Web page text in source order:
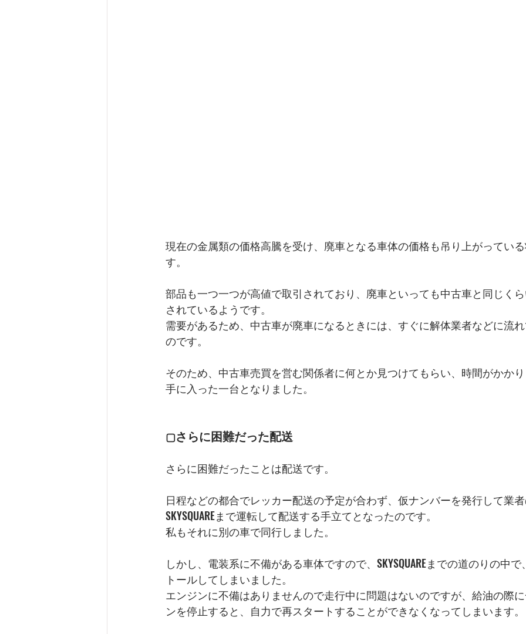
現在の金属類の価格高騰を受け、廃車となる車体の価格も吊り上がってい
す。
部品も一つ一つが高値で取引されており、廃車といっても中古車と同じく
されているようです。
需要があるため、中古車が廃車になるときには、すぐに解体業者などに流
のです。
そのため、中古車売買を営む関係者に何とか見つけてもらい、時間がかか
手に入った一台となりました。
▢さらに困難だった配送
さらに困難だったことは配送です。
日程などの都合でレッカー配送の予定が合わず、仮ナンバーを発行して業
SKYSQUAREまで運転して配送する手立てとなったのです。
私もそれに別の車で同行しました。
しかし、電装系に不備がある車体ですので、SKYSQUAREまでの道のりの中
トールしてしまいました。
エンジンに不備はありませんので走行中に問題はないのですが、給油の際
ンを停止すると、自力で再スタートすることができなくなってしまいます。